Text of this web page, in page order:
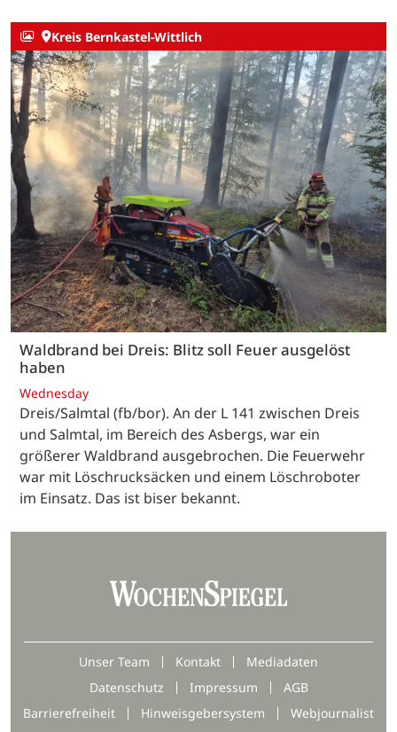
Kreis Bernkastel-Wittlich
Waldbrand bei Dreis: Blitz soll Feuer ausgelöst
haben
Wednesday
Dreis/Salmtal (fb/bor). An der L 141 zwischen Dreis
und Salmtal, im Bereich des Asbergs, war ein
größerer Waldbrand ausgebrochen. Die Feuerwehr
war mit Löschrucksäcken und einem Löschroboter
im Einsatz. Das ist biser bekannt.
Unser Team Kontakt
Mediadaten
Datenschutz
Impressum
AGB
Barrierefreiheit
Hinweisgebersystem Webjournalist